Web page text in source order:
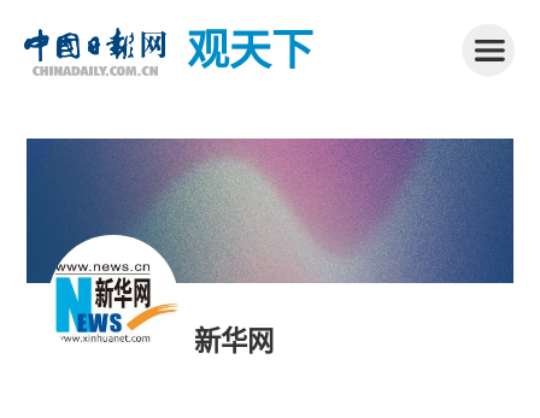
观天下
新华网